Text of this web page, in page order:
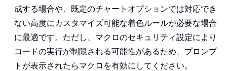
成する場合や、既定のチャートオプションでは対応でき
ない高度にカスタマイズ可能な着色ルールが必要な場合
に最適です。ただし、マクロのセキュリティ設定により
コードの実行が制限される可能性があるため、プロンプ
トが表示されたらマクロを有効にしてください。